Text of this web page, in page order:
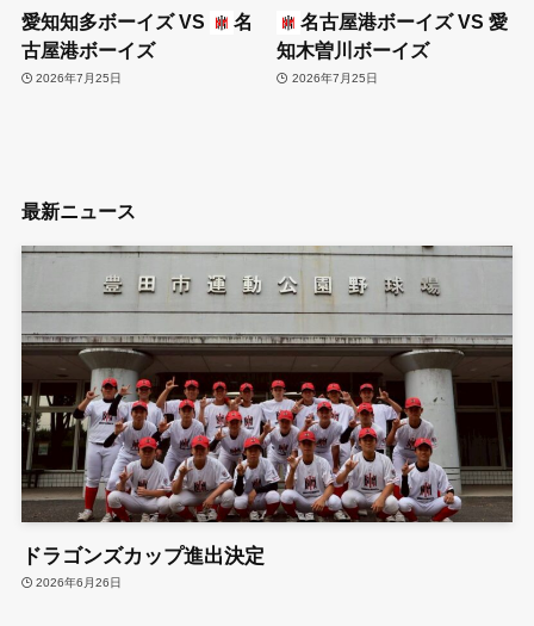
愛知知多ボーイズVS
名
古屋港ボーイズ
2026年7月25日
名古屋港ボーイズVS愛
知木曽川ボーイズ
2026年7月25日
最新ニュース
ドラゴンズカップ進出決定
2026年6月26日